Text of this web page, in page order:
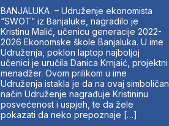
AKTIVNOSTI
SWOT INTERVJU
UČLANI SE
KONTAKT
BANJALUKA – Udruženje ekonomista
“SWOT” iz Banjaluke, nagradilo je
Kristinu Malić, učenicu generacije 2022-
2026 Ekonomske škole Banjaluka. U ime
Udruženja, poklon laptop najboljoj
učenici je uručila Danica Krnjaić, projektni
menadžer. Ovom prilikom u ime
Udruženja istakla je da na ovaj simboličan
način Udruženje nagrađuje Kristininu
posvećenost i uspjeh, te da žele
pokazati da neko prepoznaje […]